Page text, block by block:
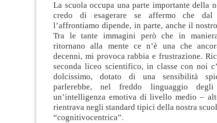
La scuola occupa una parte importante della
credo di esagerare se affermo che
l’affrontiamo dipende, in parte, anche il
Tra le tante immagini però che in
ritornano alla mente ce n’è una che
decenni, mi provoca rabbia e frustrazione.
seconda liceo scientifico, in classe con noi
dolcissimo, dotato di una sensibilità
parlerebbe, nel freddo linguaggio
un’intelligenza emotiva di livello medio –
rientrava negli standard tipici della nostra
“cognitivocentrica”.